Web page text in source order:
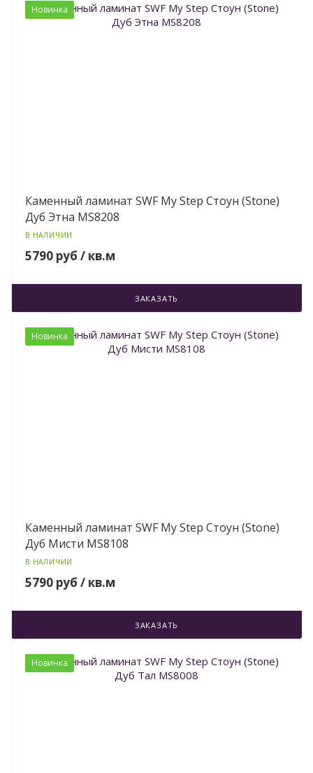
Новинка
Каменный ламинат SWF My Step Стоун (Stone)
Дуб Этна MS8208
В НАЛИЧИИ
5790 руб / кв.м
ЗАКАЗАТЬ
Новинка
Каменный ламинат SWF My Step Стоун (Stone)
Дуб Мисти MS8108
В НАЛИЧИИ
5790 руб / кв.м
ЗАКАЗАТЬ
Новинка